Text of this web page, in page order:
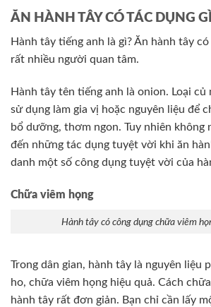
ĂN HÀNH TÂY CÓ TÁC DỤNG
Hành tây tiếng anh là gì? Ăn hành tây
rất nhiều người quan tâm.
Hành tây tên tiếng anh là onion. Loại
sử dụng làm gia vị hoặc nguyên liệu để
bổ dưỡng, thơm ngon. Tuy nhiên không
đến những tác dụng tuyệt vời khi ăn
danh một số công dụng tuyệt vời của
Chữa viêm họng
Hành tây có công dụng chữa viêm
Trong dân gian, hành tây là nguyên liệu
ho, chữa viêm họng hiệu quả. Cách
hành tây rất đơn giản. Bạn chỉ cần lấy